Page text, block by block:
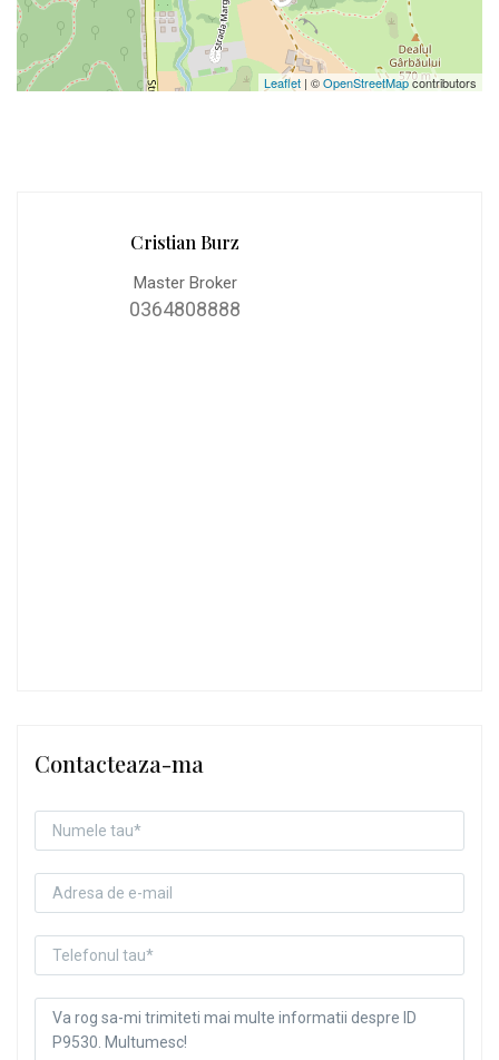
Leaflet | ©OpenStreetMapcontributors
Cristian Burz
Master Broker
0364808888
Contacteaza-ma